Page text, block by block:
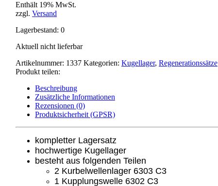
Enthält 19% MwSt.
zzgl. Versand
Lagerbestand: 0
Aktuell nicht lieferbar
Artikelnummer: 1337 Kategorien: Kugellager, Regenerationssätze
Produkt teilen:
Beschreibung
Zusätzliche Informationen
Rezensionen (0)
Produktsicherheit (GPSR)
kompletter Lagersatz
hochwertige Kugellager
besteht aus folgenden Teilen
2 Kurbelwellen lager 6303 C3
1 Kupplungswelle 6302 C3